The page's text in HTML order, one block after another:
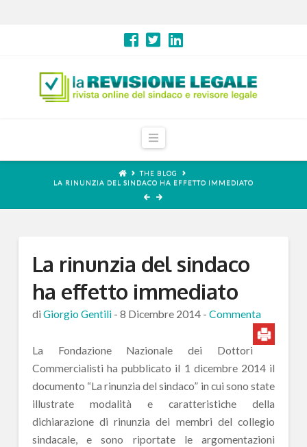
Navigation
THE BLOG
LA RINUNZIA DEL SINDACO HA EFFETTO IMMEDIATO
La rinunzia del sindaco
ha effetto immediato
di Giorgio Gentili- 8 Dicembre 2014- Commenta
La Fondazione Nazionale dei Dottori
Commercialisti ha pubblicato il 1 dicembre 2014 il
documento “La rinunzia del sindaco” in cui sono state
illustrate modalità e caratteristiche della
dichiarazione di rinunzia dei membri del collegio
sindacale, e sono riportate le argomentazioni